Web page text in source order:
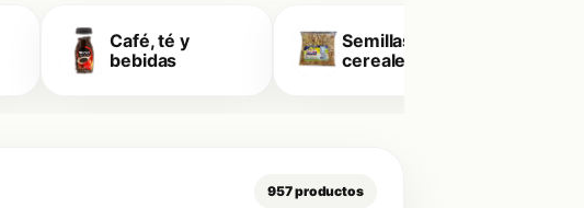
Café, té y
bebidas
Semillas y
cereales
957 productos